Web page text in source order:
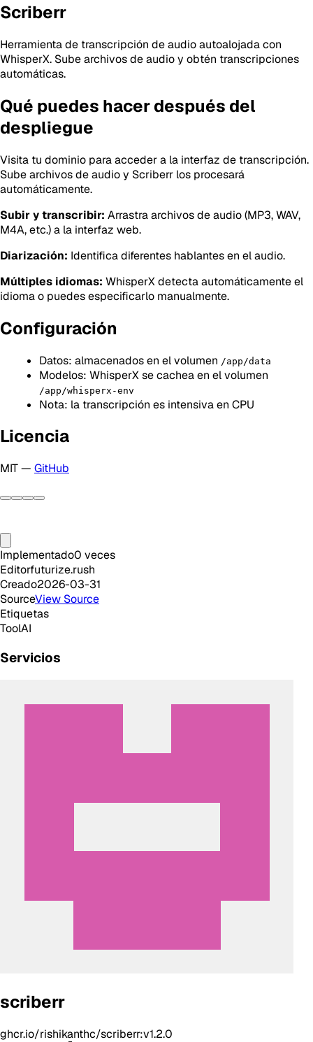
Scriberr
Herramienta de transcripción de audio autoalojada con
WhisperX. Sube archivos de audio y obtén transcripciones
automáticas.
Qué puedes hacer después del
despliegue
Visita tu dominio para acceder a la interfaz de transcripción.
Sube archivos de audio y Scriberr los procesará
automáticamente.
Subir y transcribir: Arrastra archivos de audio (MP3, WAV,
M4A, etc.) a la interfaz web.
Diarización: Identifica diferentes hablantes en el audio.
Múltiples idiomas: WhisperX detecta automáticamente el
idioma o puedes especificarlo manualmente.
Configuración
Datos: almacenados en el volumen /app/data
Modelos: WhisperX se cachea en el volumen
/app/whisperx-env
Nota: la transcripción es intensiva en CPU
Licencia
MIT — GitHub
Implementado0 veces
Editorfuturize.rush
Creado2026-03-31
SourceView Source
Etiquetas
ToolAI
Servicios
scriberr
ghcr.io/rishikanthc/scriberr:v1.2.0